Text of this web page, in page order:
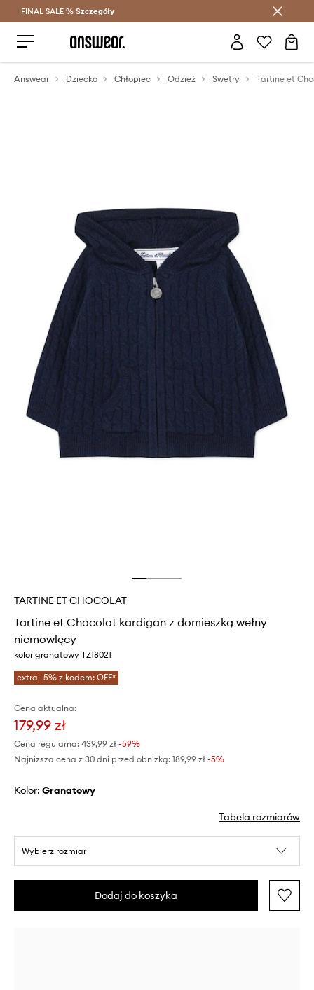
Oszczędzaj z Answear Club >
FINAL SALE % Szczegóły
Answear Dziecko Chłopiec Odzież Swetry
TARTINE ET CHOCOLAT
Tartine et Chocolat kardigan z domieszką wełny
niemowlęcy
kolor granatowy TZ18021
extra -5% z kodem: OFF*
Cena aktualna:
179,99 zł
Cena regularna: 439,99 zł -59%
Najniższa cena z 30 dni przed obniżką: 189,99 zł -5%
Kolor: granatowy
Tabela rozmiarów
Wybierz rozmiar
Dodaj do koszyka